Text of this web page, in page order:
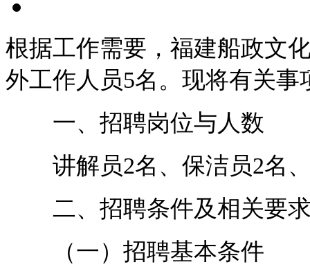
根据工作需要，福建船政文
外工作人员5名。现将有关事
一、招聘岗位与人数
讲解员2名、保洁员2名、
二、招聘条件及相关要
（一）招聘基本条件